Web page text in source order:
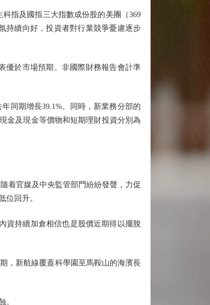
指及國指三大指數成份股的美團（369
持續向好，投資者對行業競爭憂慮逐步
於市場預期。非國際財務報告會計準
同期增長39.1%。同時，新業務分部的
金及現金等價物和短期理財投資分別為
着官媒及中央監管部門紛紛發聲，力促
位回升。
持續加倉相信也是股價近期得以擺脫
，新航線覆蓋科學園至馬鞍山的海濱長
。